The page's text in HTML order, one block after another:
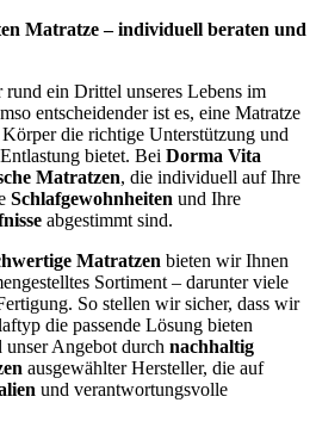
Matratze – individuell beraten und
rund ein Drittel unseres Lebens im
entscheidender ist es, eine Matratze
die richtige Unterstützung und
bietet. Bei Dorma Vita
Matratzen, die individuell auf Ihre
Schlafgewohnheiten und Ihre
abgestimmt sind.
Matratzen bieten wir Ihnen
Sortiment – darunter viele
So stellen wir sicher, dass wir
die passende Lösung bieten
Angebot durch nachhaltig
ausgewählter Hersteller, die auf
und verantwortungsvolle